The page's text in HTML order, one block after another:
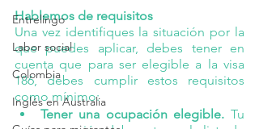
Entrelingo
Labor social
Colombia
Inglés en Australia
Hablemos de requisitos
Una vez identifiques la situación por la
que puedes aplicar, debes tener en
cuenta que para ser elegible a la visa
186, debes cumplir estos requisitos
como mínimo:
Tener una ocupación elegible. Tu